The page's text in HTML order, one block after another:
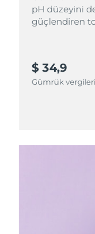
pH düzeyini
güçlendiren
$ 34,9
Gümrük